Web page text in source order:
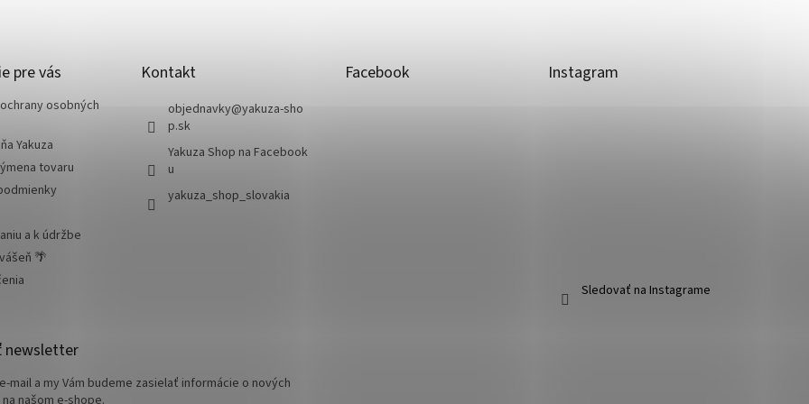
pre vás
osobných
Yakuza
tovaru
a k údržbe
🌴
Kontakt
objednavky@yakuza-sho
p.sk
Yakuza Shop na Facebook
u
yakuza_shop_slovakia
Facebook Instagram
Sledovať na Instagrame
newsletter
mail a my Vám budeme zasielať informácie o nových
našom e-shope.